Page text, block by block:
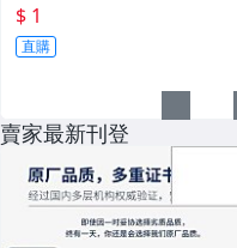
$ 1
直購
賣家最新刊登